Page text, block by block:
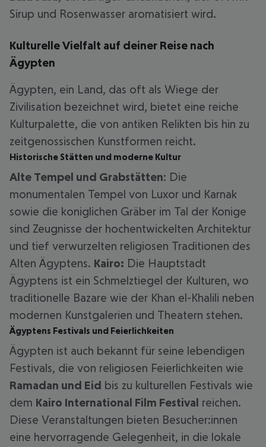
Sirup und Rosenwasser aromatisiert wird.
Kulturelle Vielfalt auf deiner Reise nach
Ägypten
Ägypten, ein Land, das oft als Wiege der
Zivilisation bezeichnet wird, bietet eine reiche
Kulturpalette, die von antiken Relikten bis hin zu
zeitgenossischen Kunstformen reicht.
Historische Stätten und moderne Kultur
Alte Tempel und Grabstätten: Die
monumentalen Tempel von Luxor und Karnak
sowie die koniglichen Gräber im Tal der Konige
sind Zeugnisse der hochentwickelten Architektur
und tief verwurzelten religiosen Traditionen des
Alten Ägyptens. Kairo: Die Hauptstadt
Ägyptens ist ein Schmelztiegel der Kulturen, wo
traditionelle Bazare wie der Khan el-Khalili neben
modernen Kunstgalerien und Theatern stehen.
Ägyptens Festivals und Feierlichkeiten
Ägypten ist auch bekannt für seine lebendigen
Festivals, die von religiosen Feierlichkeiten wie
Ramadan und Eid bis zu kulturellen Festivals wie
dem Kairo International Film Festival reichen.
Diese Veranstaltungen bieten Besucher:innen
eine hervorragende Gelegenheit, in die lokale